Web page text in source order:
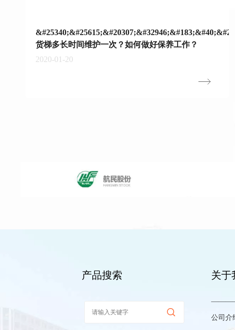
货梯多长时间维护一次？如何做好保养工作？
2020-01-20
产品搜索 关于
公司介